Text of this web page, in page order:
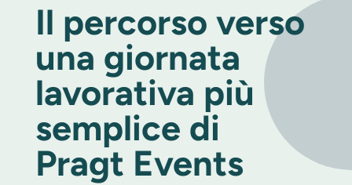
Il percorso verso
una giornata
lavorativa più
semplice di
Pragt Events